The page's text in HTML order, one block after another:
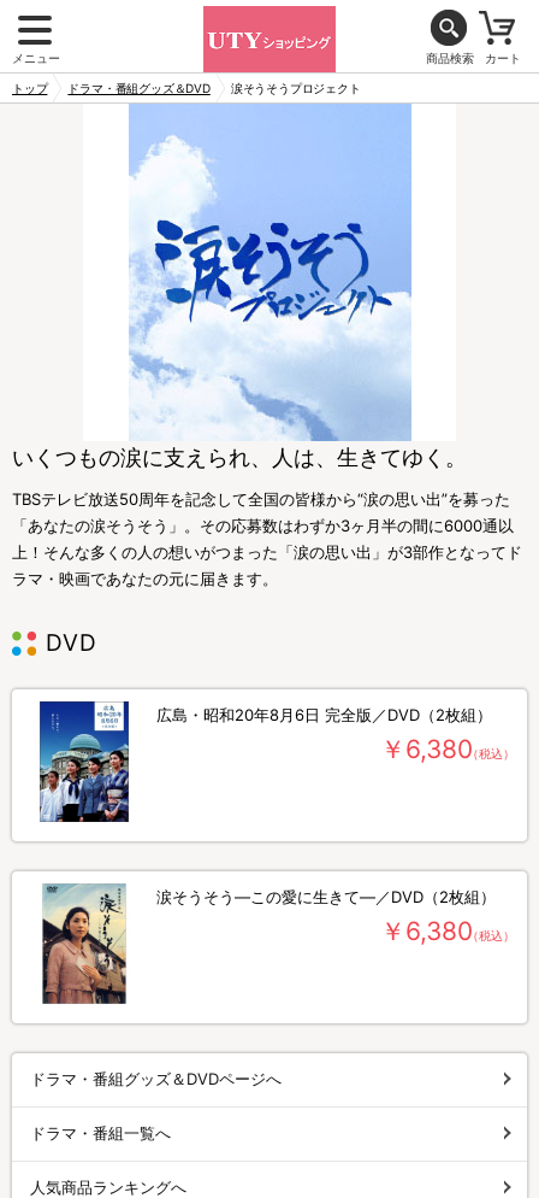
メニュー 商品検索 カート
トップ ドラマ・番組グッズ＆DVD 涙そうそうプロジェクト
いくつもの涙に支えられ、人は、生きてゆく。
TBSテレビ放送50周年を記念して全国の皆様から“涙の思い出”を募った
「あなたの涙そうそう」。その応募数はわずか3ヶ月半の間に6000通以
上！そんな多くの人の想いがつまった「涙の思い出」が3部作となってド
ラマ・映画であなたの元に届きます。
DVD
広島・昭和20年8月6日 完全版／DVD（2枚組）
￥6,380（税込）
涙そうそう―この愛に生きて―／DVD（2枚組）
￥6,380（税込）
ドラマ・番組グッズ＆DVDページへ
ドラマ・番組一覧へ
人気商品ランキングへ